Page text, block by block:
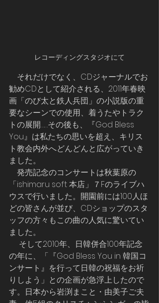
レコーディングスタジオにて
勧めCDとして紹介される、2011年春映
画「のび太と鉄人兵団」の小説版の重
要なシーンでの使用、着うたやトラク
トの展開……その後も、『God Bless
You』は私たちの思いを超え、キリス
ト教会内外へどんどんと広がっていき
ました。
「ishimaru soft 本店」７Fのライブハ
ウスで行いました。開園前には100人ほ
どの皆さんが並び、CDショップのスタ
ッフの方々もこの曲の人気に驚いてい
ました。
そして2010年、日韓併合100年記念
の年に、「『God Bless You in 韓国コ
ンサート』を行って日韓の祝福をお祈
りしよう」との企画が急浮上したので
す。日本から岩渕まこと・由美子ご夫